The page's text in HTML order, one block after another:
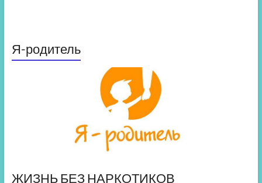
Я-родитель
ЖИЗНЬ БЕЗ НАРКОТИКОВ